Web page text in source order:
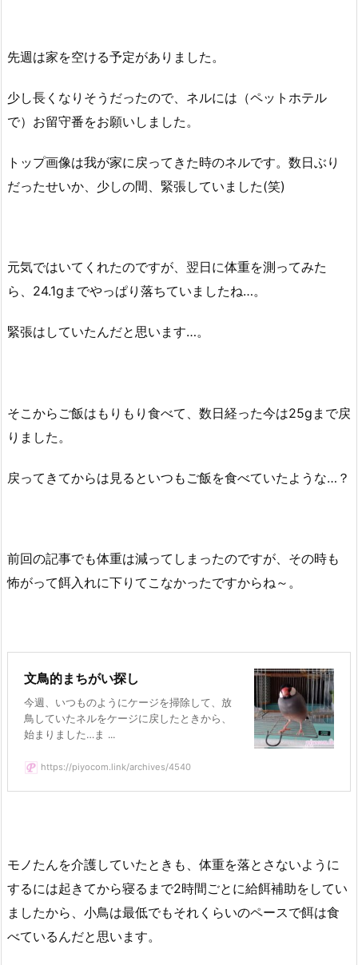
先週は家を空ける予定がありました。
少し長くなりそうだったので、ネルには（ペットホテル
で）お留守番をお願いしました。
トップ画像は我が家に戻ってきた時のネルです。数日ぶり
だったせいか、少しの間、緊張していました(笑)
元気ではいてくれたのですが、翌日に体重を測ってみた
ら、24.1gまでやっぱり落ちていましたね…。
緊張はしていたんだと思います…。
そこからご飯はもりもり食べて、数日経った今は25gまで戻
りました。
戻ってきてからは見るといつもご飯を食べていたような…？
前回の記事でも体重は減ってしまったのですが、その時も
怖がって餌入れに下りてこなかったですからね～。
文鳥的まちがい探し
今週、いつものようにケージを掃除して、放
鳥していたネルをケージに戻したときから、
始まりました…ま ...
https://piyocom.link/archives/4540
モノたんを介護していたときも、体重を落とさないように
するには起きてから寝るまで2時間ごとに給餌補助をしてい
ましたから、小鳥は最低でもそれくらいのペースで餌は食
べているんだと思います。